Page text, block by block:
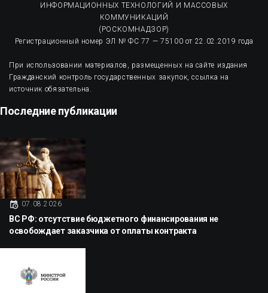
ИНФОРМАЦИОННЫХ ТЕХНОЛОГИЙ И МАССОВЫХ
КОММУНИКАЦИЙ
(РОСКОМНАДЗОР)
Регистрационный номер ЭЛ № ФС 77 — 75100 от 22.02.2019 года
При использовании материалов, размещенных на сайте издания
Гражданский контроль государственных закупок, ссылка на
источник обязательна.
Последние публикации
07.08.2026
ВС РФ: отсутствие бюджетного финансирования не
освобождает заказчика от оплаты контракта